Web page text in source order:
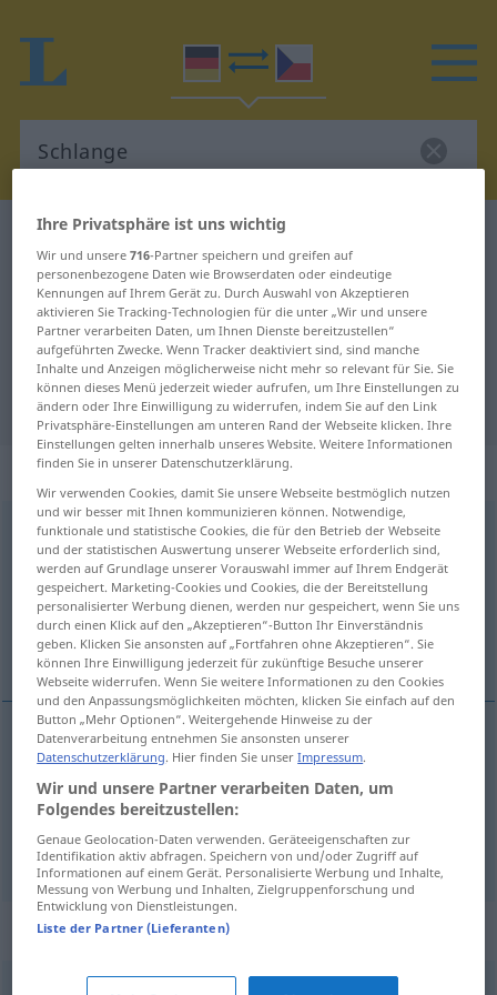
Deutsch-Tschechisch Wörterbuch
Deutsch-Tschechisch Übersetzung
für "Schlange"
"Schlange" Tschechisch
Übersetzung
„Schlange“: feminin
Schlangef <Schlange;-n>
Übersicht aller Übersetzungen
(Für mehr Details die Übersetzung anklicken/antippen)
had, fronta
had Ma. FIG Schlange ZOOL
fronta F Schlangelange Reihe
Synonyme für "Schlange"
Ihre Privatsphäre ist uns wichtig
Wir und unsere716-Partner speichern und greifen auf
personenbezogene Daten wie Browserdaten oder eindeutige
Kennungen auf Ihrem Gerät zu. Durch Auswahl von Akzeptieren
aktivieren Sie Tracking-Technologien für die unter „Wir und unsere
Partner verarbeiten Daten, um Ihnen Dienste bereitzustellen“
aufgeführten Zwecke. Wenn Tracker deaktiviert sind, sind manche
Inhalte und Anzeigen möglicherweise nicht mehr so relevant für Sie. Sie
können dieses Menü jederzeit wieder aufrufen, um Ihre Einstellungen zu
ändern oder Ihre Einwilligung zu widerrufen, indem Sie auf den Link
Privatsphäre-Einstellungen am unteren Rand der Webseite klicken. Ihre
Einstellungen gelten innerhalb unseres Website. Weitere Informationen
finden Sie in unserer Datenschutzerklärung.
Wir verwenden Cookies, damit Sie unsere Webseite bestmöglich nutzen
und wir besser mit Ihnen kommunizieren können. Notwendige,
funktionale und statistische Cookies, die für den Betrieb der Webseite
und der statistischen Auswertung unserer Webseite erforderlich sind,
werden auf Grundlage unserer Vorauswahl immer auf Ihrem Endgerät
gespeichert. Marketing-Cookies und Cookies, die der Bereitstellung
personalisierter Werbung dienen, werden nur gespeichert, wenn Sie uns
durch einen Klick auf den „Akzeptieren“-Button Ihr Einverständnis
geben. Klicken Sie ansonsten auf „Fortfahren ohne Akzeptieren“. Sie
können Ihre Einwilligung jederzeit für zukünftige Besuche unserer
Webseite widerrufen. Wenn Sie weitere Informationen zu den Cookies
und den Anpassungsmöglichkeiten möchten, klicken Sie einfach auf den
Button „Mehr Optionen“. Weitergehende Hinweise zu der
Datenverarbeitung entnehmen Sie ansonsten unserer
Datenschutzerklärung. Hier finden Sie unserImpressum.
Wir und unsere Partner verarbeiten Daten, um
Folgendes bereitzustellen:
Genaue Geolocation-Daten verwenden. Geräteeigenschaften zur
Identifikation aktiv abfragen. Speichern von und/oder Zugriff auf
Informationen auf einem Gerät. Personalisierte Werbung und Inhalte,
Messung von Werbung und Inhalten, Zielgruppenforschung und
Entwicklung von Dienstleistungen.
Liste der Partner (Lieferanten)